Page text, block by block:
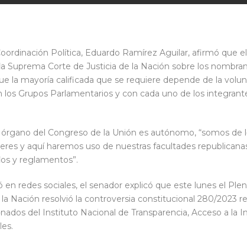
Política, Eduardo Ramírez Aguilar, afirmó que
Suprema Corte de Justicia de la Nación sobre los
la mayoría calificada que se requiere depende de la
Grupos Parlamentarios y con cada uno de los
del Congreso de la Unión es autónomo, “somos de
y aquí haremos uso de nuestras facultades
y reglamentos”.
redes sociales, el senador explicó que este lunes el
Nación resolvió la controversia constitucional 280/2023
del Instituto Nacional de Transparencia, Acceso a la